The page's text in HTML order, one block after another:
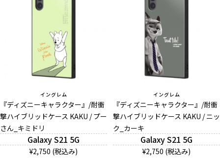
イングレム
『ディズニーキャラクター』/耐衝
撃ハイブリッドケース KAKU / プー
さん_キミドリ
Galaxy S21 5G
¥2,750 (税込み)
イングレム
『ディズニーキャラクター』/耐衝
撃ハイブリッドケース KAKU / ニッ
ク_カーキ
Galaxy S21 5G
¥2,750 (税込み)